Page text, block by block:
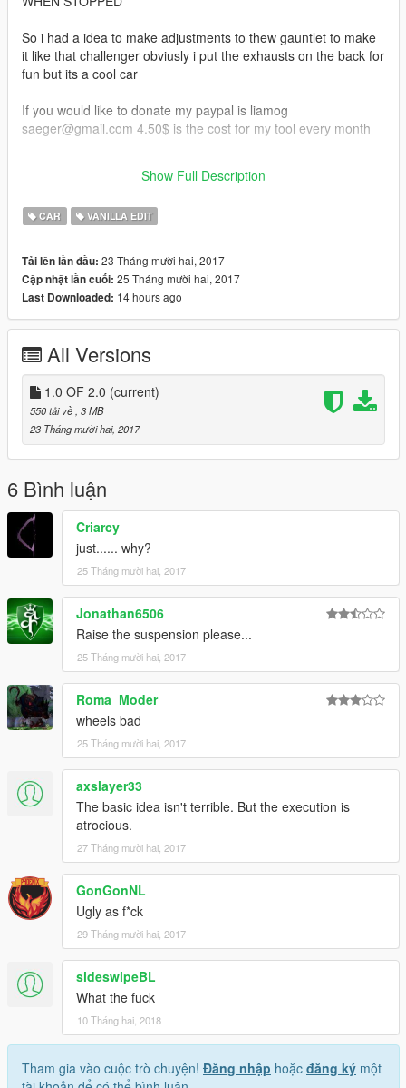
So i had a idea to make adjustments to thew gauntlet to make
it like that challenger obviusly i put the exhausts on the back for
fun but its a cool car
If you would like to donate my paypal is liamog
saeger@gmail.com 4.50$ is the cost for my tool every month
And to my buddy who seen thisShow Full Description
CAR VANILLA EDIT
Tải lên lần đầu: 23 Tháng mười hai, 2017
Cập nhật lần cuối: 25 Tháng mười hai, 2017
Last Downloaded: 14 hours ago
All Versions
1.0 OF 2.0 (current)
550 tải về , 3 MB
23 Tháng mười hai, 2017
6 Bình luận
Criarcy
just...... why?
25 Tháng mười hai, 2017
Jonathan6506
Raise the suspension please...
25 Tháng mười hai, 2017
Roma_Moder
wheels bad
25 Tháng mười hai, 2017
axslayer33
The basic idea isn't terrible. But the execution is
atrocious.
27 Tháng mười hai, 2017
GonGonNL
Ugly as f*ck
29 Tháng mười hai, 2017
sideswipeBL
What the fuck
10 Tháng hai, 2018
Tham gia vào cuộc trò chuyện! Đăng nhập hoặc đăng ký một